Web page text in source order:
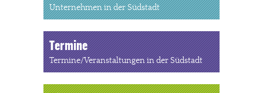
Unternehmen in der Südstadt
Termine
Termine/Veranstaltungen in der Südstadt